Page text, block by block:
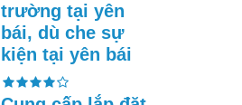
trường tại yên
bái, dù che sự
kiện tại yên bái